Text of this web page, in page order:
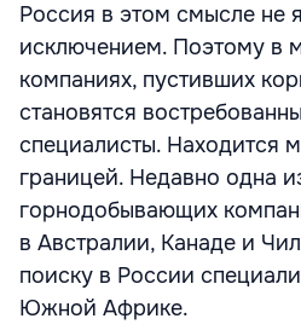
Россия в этом смысле не
исключением. Поэтому в
компаниях, пустивших
становятся
специалисты. Находится
границей. Недавно одна
горнодобывающих
в Австралии, Канаде и
поиску в России
Южной Африке.